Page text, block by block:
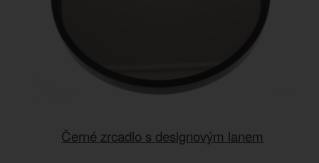
Černé zrcadlo s designovým lanem